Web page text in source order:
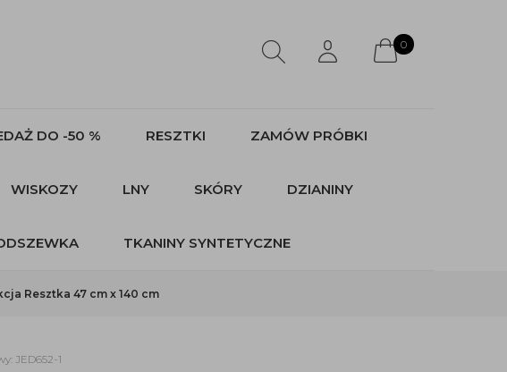
0
DO -50 % RESZTKI ZAMÓW PRÓBKI
WISKOZY LNY SKÓRY DZIANINY
TKANINY SYNTETYCZNE
Resztka 47 cm x 140 cm
JED652-1